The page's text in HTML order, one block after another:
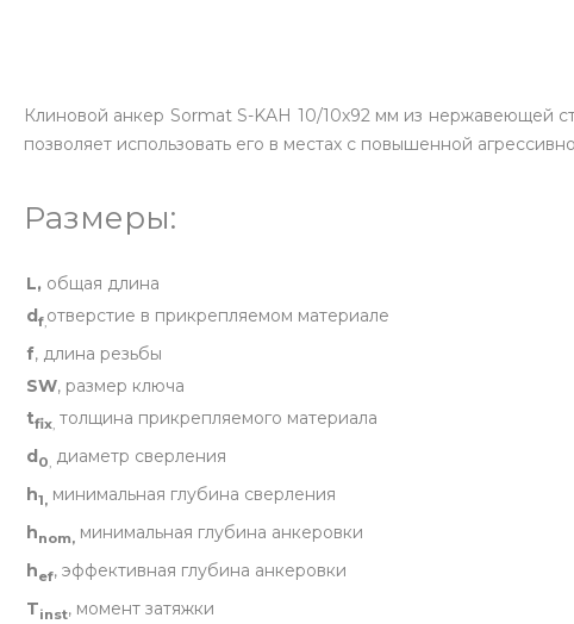
Клиновой анкер Sormat S-KAH 10/10х92 мм из нержавеющей
позволяет использовать его в местах с повышенной
Размеры:
L, общая длина
df отверстие в прикрепляемом материале
f, длина резьбы
SW, размер ключа
tfix толщина прикрепляемого материала
d0 диаметр сверления
h1, минимальная глубина сверления
hnom, минимальная глубина анкеровки
hef, эффективная глубина анкеровки
Tinst, момент затяжки